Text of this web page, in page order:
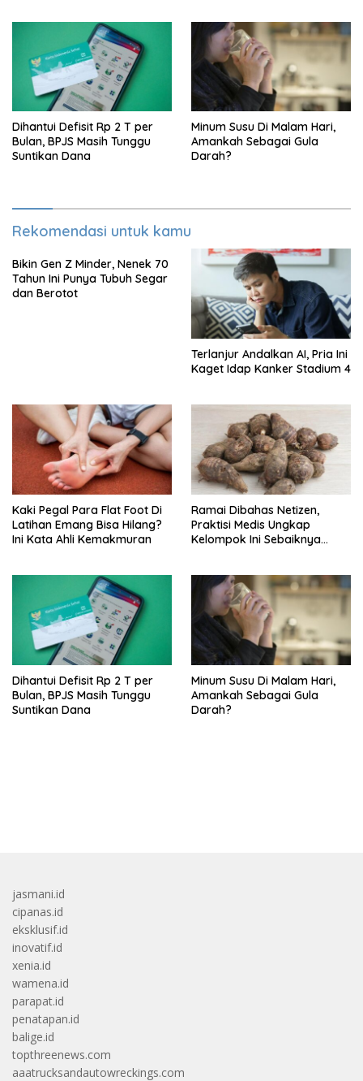
Dihantui Defisit Rp 2 T per
Bulan, BPJS Masih Tunggu
Suntikan Dana
Minum Susu Di Malam Hari,
Amankah Sebagai Gula
Darah?
Rekomendasi untuk kamu
Bikin Gen Z Minder, Nenek 70
Tahun Ini Punya Tubuh Segar
dan Berotot
Terlanjur Andalkan AI, Pria Ini
Kaget Idap Kanker Stadium 4
Kaki Pegal Para Flat Foot Di
Latihan Emang Bisa Hilang?
Ini Kata Ahli Kemakmuran
Ramai Dibahas Netizen,
Praktisi Medis Ungkap
Kelompok Ini Sebaiknya
Dihantui Defisit Rp 2 T per
Bulan, BPJS Masih Tunggu
Suntikan Dana
Minum Susu Di Malam Hari,
Amankah Sebagai Gula
Darah?
jasmani.id
cipanas.id
eksklusif.id
inovatif.id
xenia.id
wamena.id
parapat.id
penatapan.id
balige.id
topthreenews.com
aaatrucksandautowreckings.com